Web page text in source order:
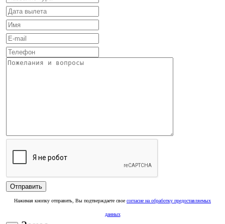
Нажимая кнопку отправить, Вы подтверждаете свое согласие на обработку предоставляемых
данных